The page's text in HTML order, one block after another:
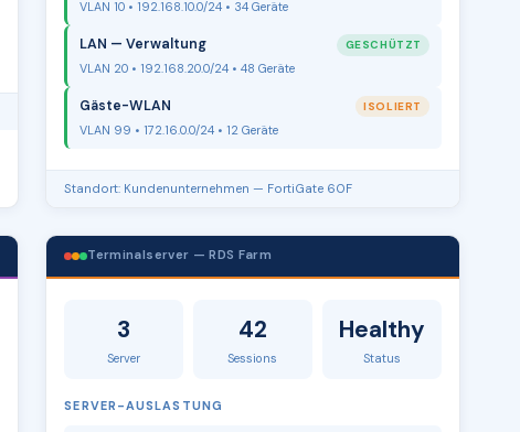
VLAN 10 • 192.168.10.0/24 • 34 Geräte
LAN — Verwaltung GESCHÜTZT
VLAN 20 • 192.168.20.0/24 • 48 Geräte
Gäste-WLAN ISOLIERT
VLAN 99 • 172.16.0.0/24 • 12 Geräte
Standort: Kundenunternehmen — FortiGate 60F
Terminalserver — RDS Farm
3
Server
42
Sessions
Healthy
Status
SERVER-AUSLASTUNG